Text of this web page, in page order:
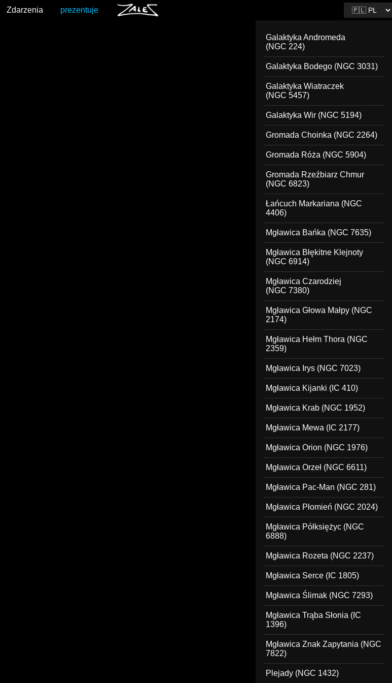
Zdarzenia
prezentuje
Galaktyka Andromeda
(NGC 224)
Galaktyka Bodego (NGC 3031)
Galaktyka Wiatraczek
(NGC 5457)
Galaktyka Wir (NGC 5194)
Gromada Choinka (NGC 2264)
Gromada Róża (NGC 5904)
Gromada Rzeźbiarz Chmur
(NGC 6823)
Łańcuch Markariana (NGC
4406)
Mgławica Bańka (NGC 7635)
Mgławica Błękitne Klejnoty
(NGC 6914)
Mgławica Czarodziej
(NGC 7380)
Mgławica Głowa Małpy (NGC
2174)
Mgławica Hełm Thora (NGC
2359)
Mgławica Irys (NGC 7023)
Mgławica Kijanki (IC 410)
Mgławica Krab (NGC 1952)
Mgławica Mewa (IC 2177)
Mgławica Orion (NGC 1976)
Mgławica Orzeł (NGC 6611)
Mgławica Pac-Man (NGC 281)
Mgławica Płomień (NGC 2024)
Mgławica Półksiężyc (NGC
6888)
Mgławica Rozeta (NGC 2237)
Mgławica Serce (IC 1805)
Mgławica Ślimak (NGC 7293)
Mgławica Trąba Słonia (IC
1396)
Mgławica Znak Zapytania (NGC
7822)
Plejady (NGC 1432)